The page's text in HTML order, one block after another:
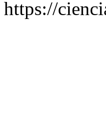
https://